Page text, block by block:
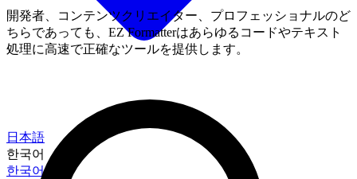
日本語
한국어
한국어
開発者、コンテンツクリエイター、プロフェッショナルのど
ちらであっても、EZ Formatterはあらゆるコードやテキスト
処理に高速で正確なツールを提供します。